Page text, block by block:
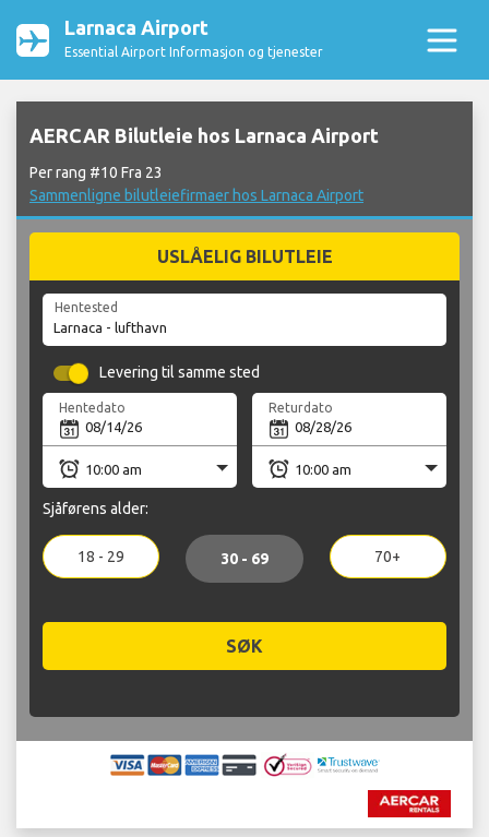
Larnaca Airport
Essential Airport Informasjon og tjenester
AERCAR Bilutleie hos Larnaca Airport
Per rang #10 Fra 23
Sammenligne bilutleiefirmaer hos Larnaca Airport
USLÅELIG BILUTLEIE
Hentested
Levering til samme sted
Hentedato Returdato
Sjåførens alder:
18 - 29 30 - 69 70+
SØK